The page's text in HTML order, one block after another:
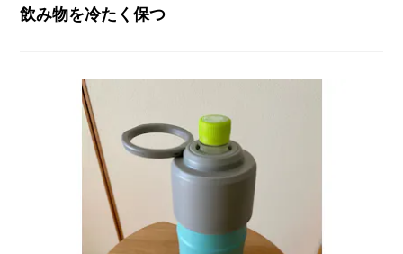
飲み物を冷たく保つ